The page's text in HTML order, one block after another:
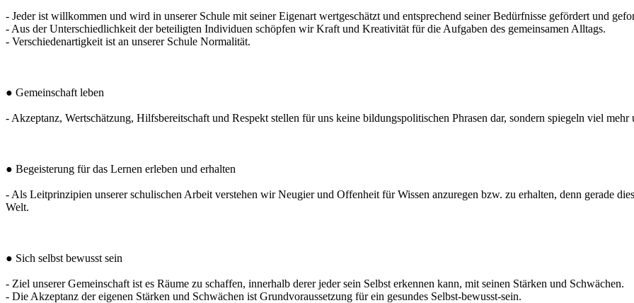
- Jeder ist willkommen und wird in unserer Schule mit seiner Eigenart wertgeschätzt und entsprechend seiner Bedürfnisse gefördert und
- Aus der Unterschiedlichkeit der beteiligten Individuen schöpfen wir Kraft und Kreativität für die Aufgaben des gemeinsamen Alltags.
- Verschiedenartigkeit ist an unserer Schule Normalität.
● Gemeinschaft leben
- Akzeptanz, Wertschätzung, Hilfsbereitschaft und Respekt stellen für uns keine bildungspolitischen Phrasen dar, sondern spiegeln viel
● Begeisterung für das Lernen erleben und erhalten
- Als Leitprinzipien unserer schulischen Arbeit verstehen wir Neugier und Offenheit für Wissen anzuregen bzw. zu erhalten, denn gerade
Welt.
● Sich selbst bewusst sein
- Ziel unserer Gemeinschaft ist es Räume zu schaffen, innerhalb derer jeder sein Selbst erkennen kann, mit seinen Stärken und Schwächen.
- Die Akzeptanz der eigenen Stärken und Schwächen ist Grundvoraussetzung für ein gesundes Selbst-bewusst-sein.